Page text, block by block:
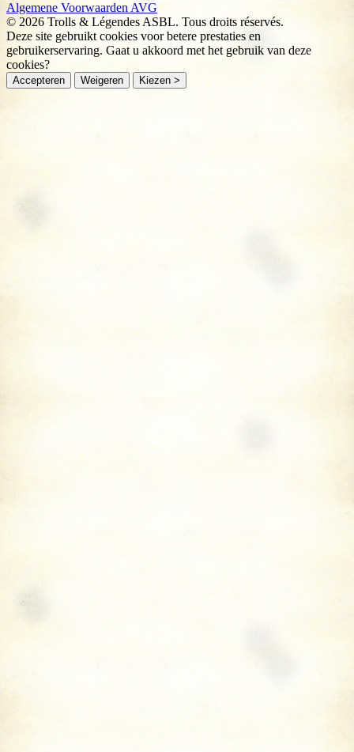
Algemene VoorwaardenAVG
© 2026 Trolls & Légendes ASBL. Tous droits réservés.
Deze site gebruikt cookies voor betere prestaties en
gebruikerservaring. Gaat u akkoord met het gebruik van deze
cookies?
Accepteren Weigeren Kiezen >